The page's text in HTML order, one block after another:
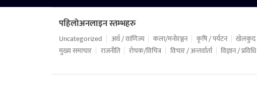
पहिलोअनलाइन स्तम्भहरु
Uncategorized अर्थ / वाणिज्य कला/मनोरञ्जन कृषि / पर्यटन खेलकुद
मुख्य समाचार
राजनीति रोचक/विचित्र विचार / अन्तर्वार्ता विज्ञान / प्रविधि